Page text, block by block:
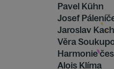
Pavel Kühn
Josef
Jaroslav
Věra
Harmonie
Alois Klíma